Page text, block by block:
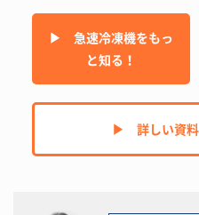
▶︎ 急速冷凍機をもっ
と知る！
▶︎ 詳しい資料